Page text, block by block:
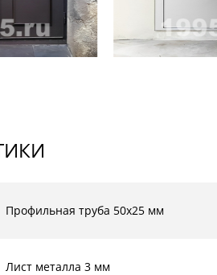
Профильная труба 50х25 мм
Лист металла 3 мм